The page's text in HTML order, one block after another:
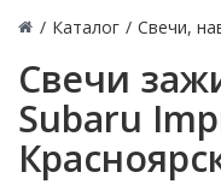
/ Каталог / Свечи,
Свечи
Subaru